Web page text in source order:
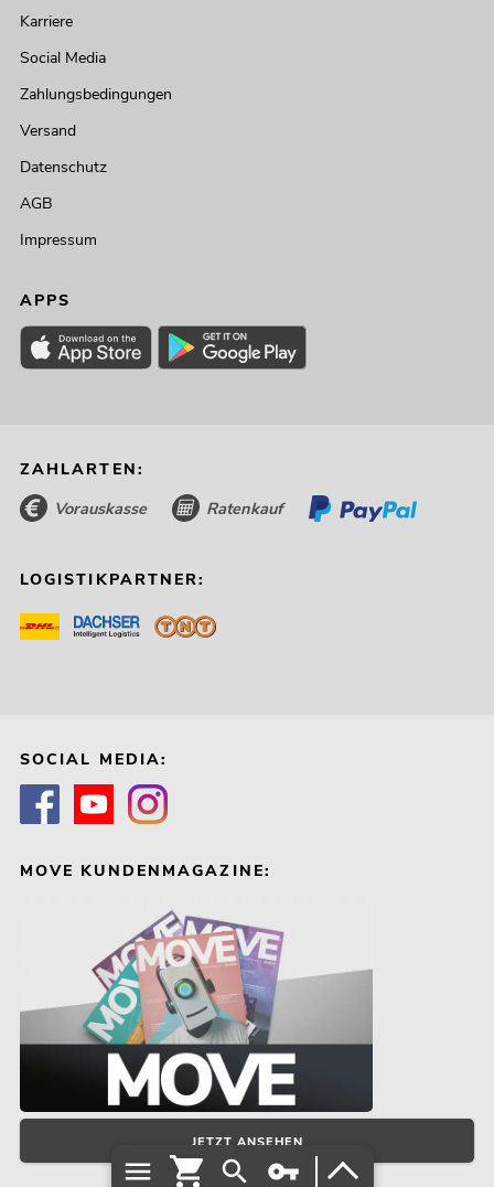
Karriere
Social Media
Zahlungsbedingungen
Versand
Datenschutz
AGB
Impressum
APPS
ZAHLARTEN:
Vorauskasse Ratenkauf
LOGISTIKPARTNER:
SOCIAL MEDIA:
MOVE KUNDENMAGAZINE:
JETZT ANSEHEN